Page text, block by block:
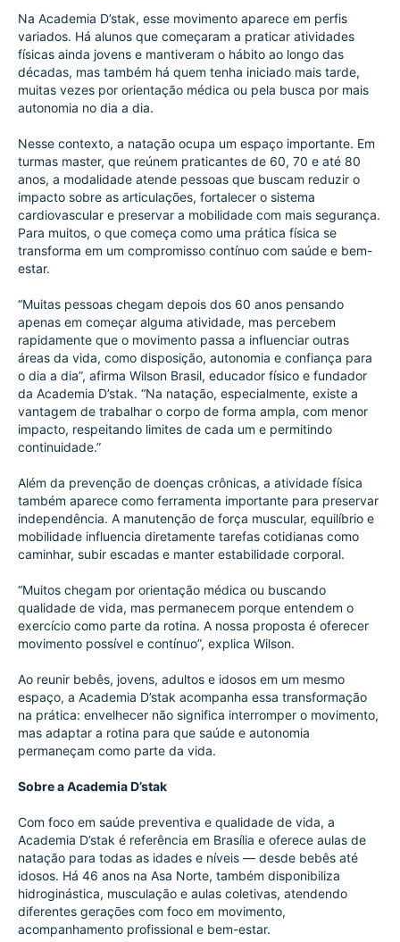
Na Academia D’stak, esse movimento aparece em perfis
variados. Há alunos que começaram a praticar atividades
físicas ainda jovens e mantiveram o hábito ao longo das
décadas, mas também há quem tenha iniciado mais tarde,
muitas vezes por orientação médica ou pela busca por mais
autonomia no dia a dia.
Nesse contexto, a natação ocupa um espaço importante. Em
turmas master, que reúnem praticantes de 60, 70 e até 80
anos, a modalidade atende pessoas que buscam reduzir o
impacto sobre as articulações, fortalecer o sistema
cardiovascular e preservar a mobilidade com mais segurança.
Para muitos, o que começa como uma prática física se
transforma em um compromisso contínuo com saúde e bem-
estar.
“Muitas pessoas chegam depois dos 60 anos pensando
apenas em começar alguma atividade, mas percebem
rapidamente que o movimento passa a influenciar outras
áreas da vida, como disposição, autonomia e confiança para
o dia a dia”, afirma Wilson Brasil, educador físico e fundador
da Academia D’stak. “Na natação, especialmente, existe a
vantagem de trabalhar o corpo de forma ampla, com menor
impacto, respeitando limites de cada um e permitindo
continuidade.”
Além da prevenção de doenças crônicas, a atividade física
também aparece como ferramenta importante para preservar
independência. A manutenção de força muscular, equilíbrio e
mobilidade influencia diretamente tarefas cotidianas como
caminhar, subir escadas e manter estabilidade corporal.
“Muitos chegam por orientação médica ou buscando
qualidade de vida, mas permanecem porque entendem o
exercício como parte da rotina. A nossa proposta é oferecer
movimento possível e contínuo”, explica Wilson.
Ao reunir bebês, jovens, adultos e idosos em um mesmo
espaço, a Academia D’stak acompanha essa transformação
na prática: envelhecer não significa interromper o movimento,
mas adaptar a rotina para que saúde e autonomia
permaneçam como parte da vida.
Sobre a Academia D’stak
Com foco em saúde preventiva e qualidade de vida, a
Academia D’stak é referência em Brasília e oferece aulas de
natação para todas as idades e níveis — desde bebês até
idosos. Há 46 anos na Asa Norte, também disponibiliza
hidroginástica, musculação e aulas coletivas, atendendo
diferentes gerações com foco em movimento,
acompanhamento profissional e bem-estar.